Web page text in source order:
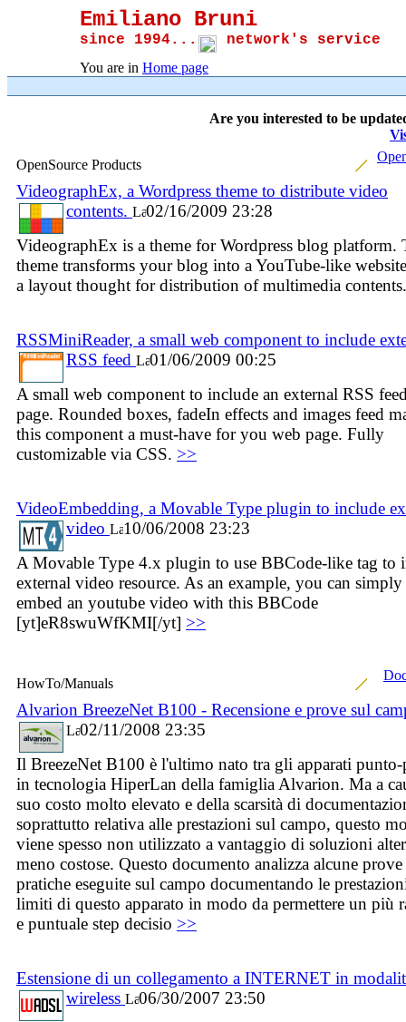
Emiliano Bruni
since 1994... network's service
You are in Home page
Are you interested to be
OpenSource Products
VideographEx, a Wordpress theme to distribute video
contents.
02/16/2009 23:28
VideographEx is a theme for Wordpress blog platform.
theme transforms your blog into a YouTube-like
a layout thought for distribution of multimedia
RSSMiniReader, a small web component to include
RSS feed
01/06/2009 00:25
A small web component to include an external RSS
page. Rounded boxes, fadeIn effects and images feed
this component a must-have for you web page. Fully
customizable via CSS. >>
VideoEmbedding, a Movable Type plugin to include
video
10/06/2008 23:23
A Movable Type 4.x plugin to use BBCode-like tag to
external video resource. As an example, you can simply
embed an youtube video with this BBCode
[yt]eR8swuWfKMI[/yt] >>
HowTo/Manuals
Alvarion BreezeNet B100 - Recensione e prove sul
02/11/2008 23:35
Il BreezeNet B100 è l'ultimo nato tra gli apparati
in tecnologia HiperLan della famiglia Alvarion. Ma a
suo costo molto elevato e della scarsità di
soprattutto relativa alle prestazioni sul campo, questo
viene spesso non utilizzato a vantaggio di soluzioni
meno costose. Questo documento analizza alcune prove
pratiche eseguite sul campo documentando le
limiti di questo apparato in modo da permettere un più
e puntuale step decisio >>
Estensione di un collegamento a INTERNET in
wireless
06/30/2007 23:50